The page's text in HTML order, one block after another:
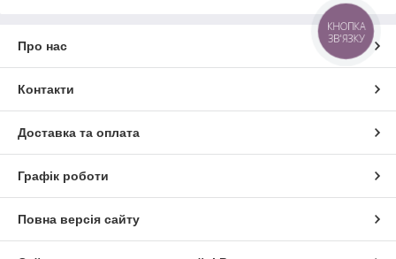
Про нас
Контакти
Доставка та оплата
Графік роботи
Повна версія сайту
КНОПКА
ЗВ'ЯЗКУ